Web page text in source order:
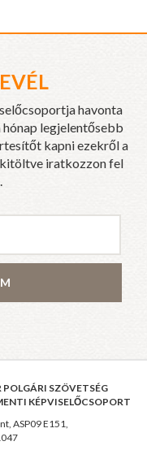
havonta
legjelentősebb
kapni ezekről a
iratkozzon fel
POLGÁRI SZÖVETSÉG
KÉPVISELŐCSOPORT
ASP09 E151,